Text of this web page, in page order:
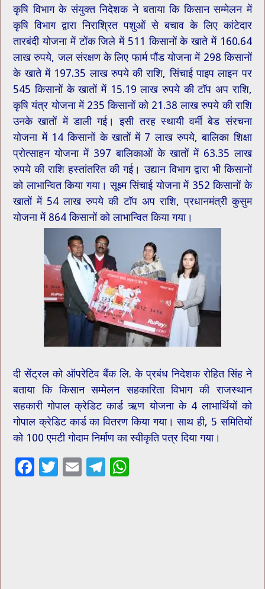
कृषि विभाग के संयुक्त निदेशक ने बताया कि किसान सम्मेलन में
कृषि विभाग द्वारा निराश्रित पशुओं से बचाव के लिए कांटेदार
तारबंदी योजना में टोंक जिले में 511 किसानों के खाते में 160.64
लाख रुपये, जल संरक्षण के लिए फार्म पौंड योजना में 298 किसानों
के खाते में 197.35 लाख रुपये की राशि, सिंचाई पाइप लाइन पर
545 किसानों के खातों में 15.19 लाख रुपये की टॉप अप राशि,
कृषि यंत्र योजना में 235 किसानों को 21.38 लाख रुपये की राशि
उनके खातों में डाली गई। इसी तरह स्थायी वर्मी बेड संरचना
योजना में 14 किसानों के खातों में 7 लाख रुपये, बालिका शिक्षा
प्रोत्साहन योजना में 397 बालिकाओं के खातों में 63.35 लाख
रुपये की राशि हस्तांतरित की गई। उद्यान विभाग द्वारा भी किसानों
को लाभान्वित किया गया। सूक्ष्म सिंचाई योजना में 352 किसानों के
खातों में 54 लाख रुपये की टॉप अप राशि, प्रधानमंत्री कुसुम
योजना में 864 किसानों को लाभान्वित किया गया।
दी सेंट्रल को ऑपरेटिव बैंक लि. के प्रबंध निदेशक रोहित सिंह ने
बताया कि किसान सम्मेलन सहकारिता विभाग की राजस्थान
सहकारी गोपाल क्रेडिट कार्ड ऋण योजना के 4 लाभार्थियों को
गोपाल क्रेडिट कार्ड का वितरण किया गया। साथ ही, 5 समितियों
को 100 एमटी गोदाम निर्माण का स्वीकृति पत्र दिया गया।
F
T
E
T